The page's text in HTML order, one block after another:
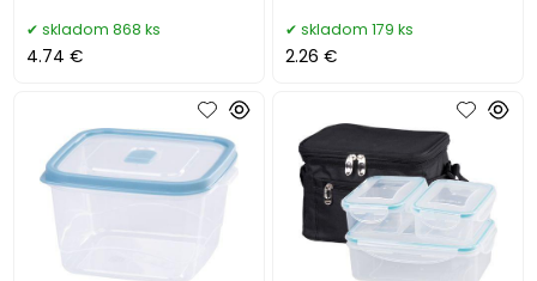
skladom 868 ks
4.74 €
skladom 179 ks
2.26 €